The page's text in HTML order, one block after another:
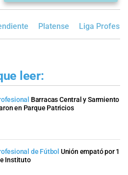
Platense Liga
leer:
Barracas Central y Sarmiento
en Parque Patricios
de Fútbol Unión empató por 1
Instituto